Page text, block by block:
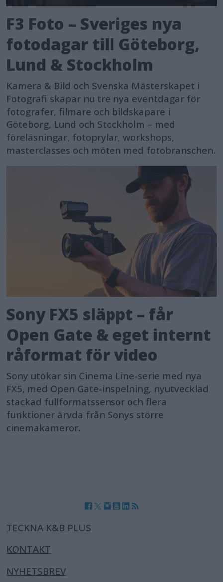
F3 Foto – Sveriges nya
fotodagar till Göteborg,
Lund & Stockholm
Kamera & Bild och Svenska Mästerskapet i
Fotografi skapar nu tre nya eventdagar för
fotografer, filmare och bildskapare i
Göteborg, Lund och Stockholm – med
föreläsningar, fotoprylar, workshops,
masterclasses och möten med fotobranschen.
Sony FX5 släppt – får
Open Gate & eget internt
råformat för video
Sony utökar sin Cinema Line-serie med nya
FX5, med Open Gate-inspelning, nyutvecklad
stackad fullformatssensor och flera
funktioner ärvda från Sonys större
cinemakameror.
TECKNA K&B PLUS
KONTAKT
NYHETSBREV